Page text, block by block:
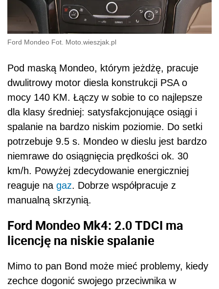
Ford Mondeo Fot. Moto.wieszjak.pl
Pod maską Mondeo, którym jeżdżę, pracuje
dwulitrowy motor diesla konstrukcji PSA o
mocy 140 KM. Łączy w sobie to co najlepsze
dla klasy średniej: satysfakcjonujące osiągi i
spalanie na bardzo niskim poziomie. Do setki
potrzebuje 9.5 s. Mondeo w dieslu jest bardzo
niemrawe do osiągnięcia prędkości ok. 30
km/h. Powyżej zdecydowanie energiczniej
reaguje na gaz. Dobrze współpracuje z
manualną skrzynią.
Ford Mondeo Mk4: 2.0 TDCI ma
licencję na niskie spalanie
Mimo to pan Bond może mieć problemy, kiedy
zechce dogonić swojego przeciwnika w